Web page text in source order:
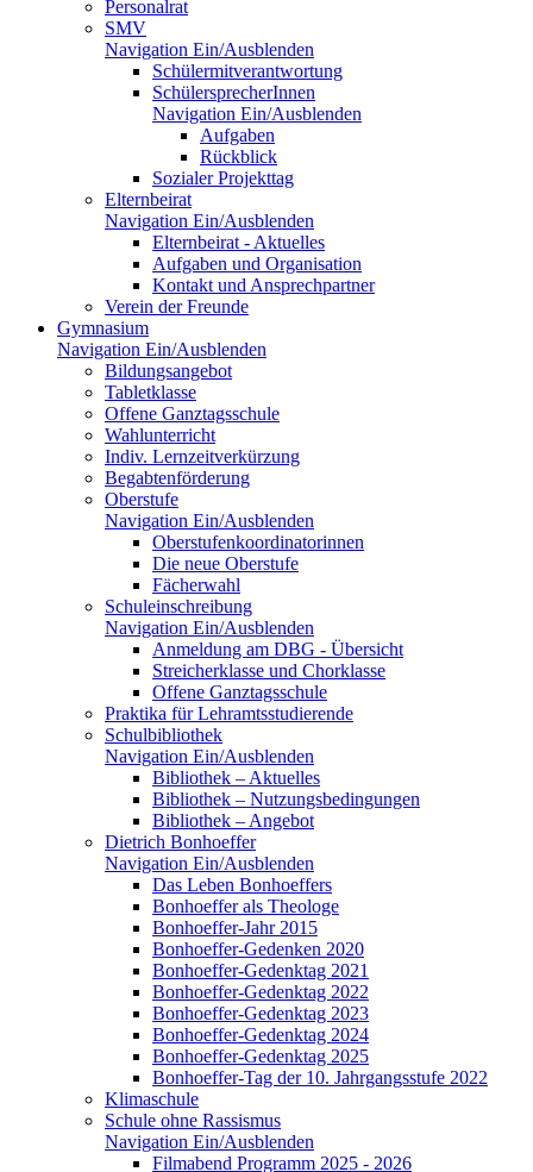
Personalrat
SMV
Navigation Ein/Ausblenden
Schülermitverantwortung
SchülersprecherInnen
Navigation Ein/Ausblenden
Aufgaben
Rückblick
Sozialer Projekttag
Elternbeirat
Navigation Ein/Ausblenden
Elternbeirat - Aktuelles
Aufgaben und Organisation
Kontakt und Ansprechpartner
Verein der Freunde
Gymnasium
Navigation Ein/Ausblenden
Bildungsangebot
Tabletklasse
Offene Ganztagsschule
Wahlunterricht
Indiv. Lernzeitverkürzung
Begabtenförderung
Oberstufe
Navigation Ein/Ausblenden
Oberstufenkoordinatorinnen
Die neue Oberstufe
Fächerwahl
Schuleinschreibung
Navigation Ein/Ausblenden
Anmeldung am DBG - Übersicht
Streicherklasse und Chorklasse
Offene Ganztagsschule
Praktika für Lehramtsstudierende
Schulbibliothek
Navigation Ein/Ausblenden
Bibliothek – Aktuelles
Bibliothek – Nutzungsbedingungen
Bibliothek – Angebot
Dietrich Bonhoeffer
Navigation Ein/Ausblenden
Das Leben Bonhoeffers
Bonhoeffer als Theologe
Bonhoeffer-Jahr 2015
Bonhoeffer-Gedenken 2020
Bonhoeffer-Gedenktag 2021
Bonhoeffer-Gedenktag 2022
Bonhoeffer-Gedenktag 2023
Bonhoeffer-Gedenktag 2024
Bonhoeffer-Gedenktag 2025
Bonhoeffer-Tag der 10. Jahrgangsstufe 2022
Klimaschule
Schule ohne Rassismus
Navigation Ein/Ausblenden
Filmabend Programm 2025 - 2026